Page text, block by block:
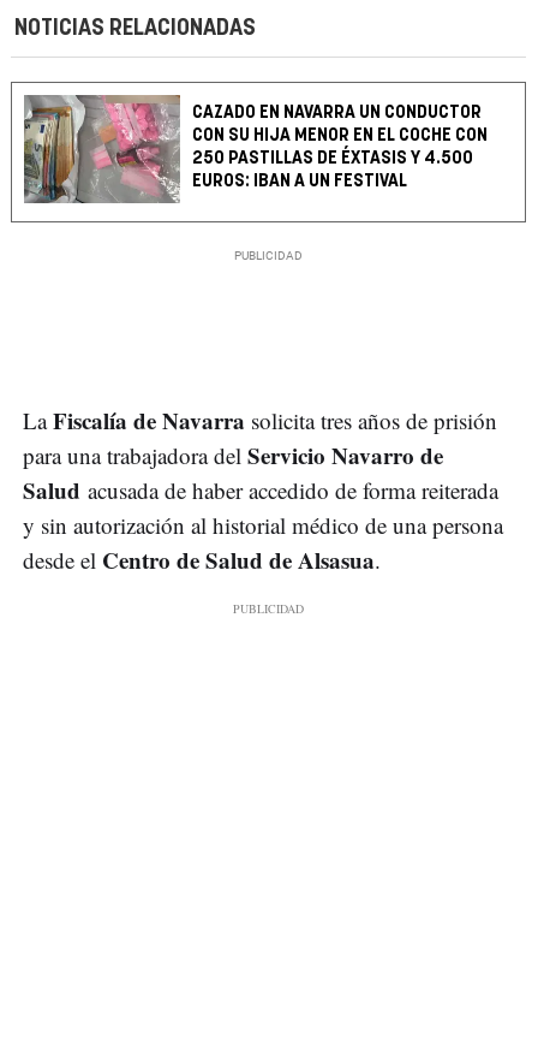
NOTICIAS RELACIONADAS
CAZADO EN NAVARRA UN CONDUCTOR
CON SU HIJA MENOR EN EL COCHE CON
250 PASTILLAS DE ÉXTASIS Y 4.500
EUROS: IBAN A UN FESTIVAL
LaFiscalía de Navarra solicita tres años de prisión
para una trabajadora del Servicio Navarro de
Salud acusada de haber accedido de forma reiterada
y sin autorización al historial médico de una persona
desde el Centro de Salud de Alsasua.